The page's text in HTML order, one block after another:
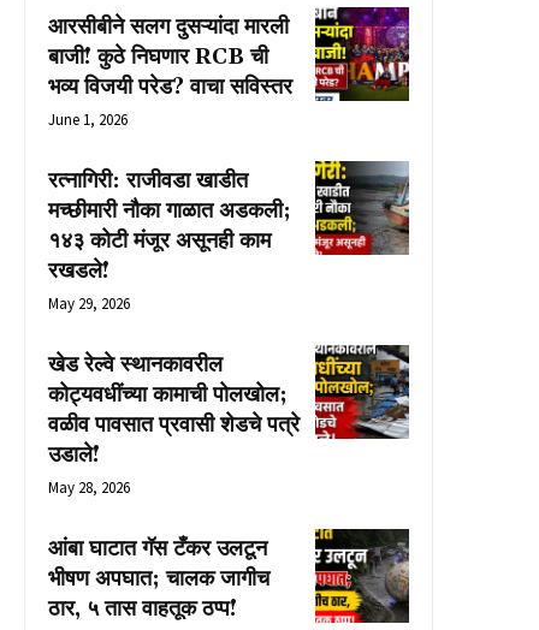
आरसीबीने सलग दुसऱ्यांदा मारली
बाजी! कुठे निघणार RCB ची
भव्य विजयी परेड? वाचा सविस्तर
June 1, 2026
रत्नागिरी: राजीवडा खाडीत
मच्छीमारी नौका गाळात अडकली;
१४३ कोटी मंजूर असूनही काम
रखडले!
May 29, 2026
खेड रेल्वे स्थानकावरील
कोट्यवधींच्या कामाची पोलखोल;
वळीव पावसात प्रवासी शेडचे पत्रे
उडाले!
May 28, 2026
आंबा घाटात गॅस टँकर उलटून
भीषण अपघात; चालक जागीच
ठार, ५ तास वाहतूक ठप्प!